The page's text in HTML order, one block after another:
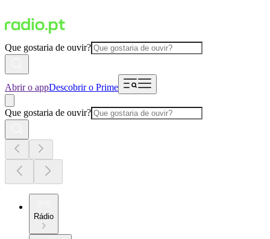
Que gostaria de ouvir?
Abrir o appDescobrir o Prime
Que gostaria de ouvir?
Rádio